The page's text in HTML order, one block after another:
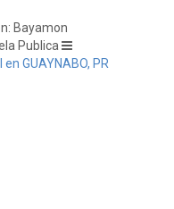
Bayamon
Publica
GUAYNABO, PR